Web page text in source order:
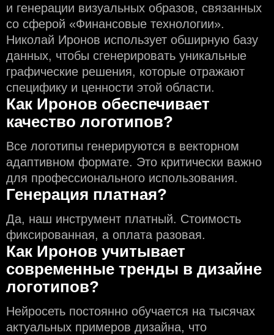
и генерации визуальных образов, связанных
со сферой «Финансовые технологии».
Николай Иронов использует обширную базу
данных, чтобы сгенерировать уникальные
графические решения, которые отражают
специфику и ценности этой области.
Как Иронов обеспечивает
качество логотипов?
Все логотипы генерируются в векторном
адаптивном формате. Это критически важно
для профессионального использования.
Генерация платная?
Да, наш инструмент платный. Стоимость
фиксированная, а оплата разовая.
Как Иронов учитывает
современные тренды в дизайне
логотипов?
Нейросеть постоянно обучается на тысячах
актуальных примеров дизайна, что